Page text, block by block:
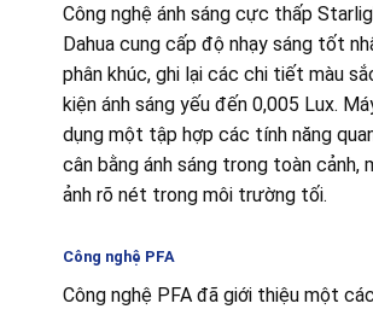
Công nghệ ánh sáng cực thấp
Dahua cung cấp độ nhạy sáng tốt
phân khúc, ghi lại các chi tiết màu
kiện ánh sáng yếu đến 0,005 Lux.
dụng một tập hợp các tính năng
cân bằng ánh sáng trong toàn cảnh,
ảnh rõ nét trong môi trường tối.
Công nghệ PFA
Công nghệ PFA đã giới thiệu một